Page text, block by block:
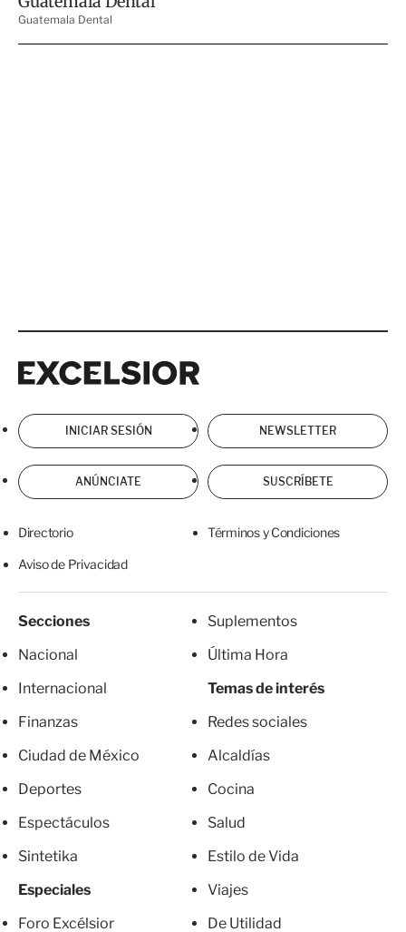
INICIAR SESIÓN NEWSLETTER
ANÚNCIATE SUSCRÍBETE
Directorio Términos y Condiciones
Aviso de Privacidad
Secciones
Nacional
Internacional
Finanzas
Ciudad de México
Deportes
Espectáculos
Sintetika
Especiales
Foro Excélsior
Suplementos
Última Hora
Temas de interés
Redes sociales
Alcaldías
Cocina
Salud
Estilo de Vida
Viajes
De Utilidad